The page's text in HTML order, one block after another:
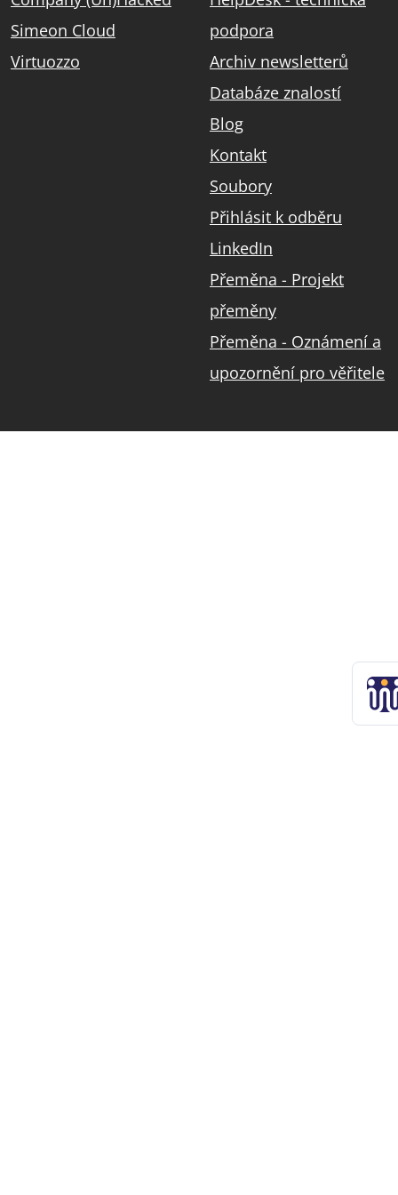
Simeon Cloud
Virtuozzo
podpora
Archiv newsletterů
Databáze znalostí
Blog
Kontakt
Soubory
Přihlásit k odběru
LinkedIn
Přeměna - Projekt
přeměny
Přeměna - Oznámení a
upozornění pro věřitele